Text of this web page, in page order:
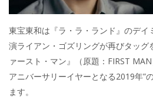
東宝東和は『ラ・ラ・ランド』のデイ
演ライアン・ゴズリングが再びタッグ
ァースト・マン』（原題：FIRST
アニバーサリーイヤーとなる2019年”
ます。